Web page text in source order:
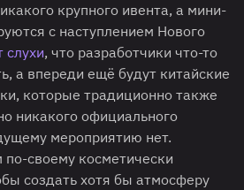
крупного ивента, а мини-
с наступлением Нового
слухи, что разработчики что-то
а впереди ещё будут китайские
которые традиционно также
никакого официального
мероприятию нет.
своему косметически
создать хотя бы атмосферу